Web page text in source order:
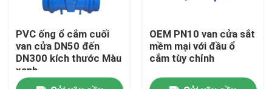
PVC ống ổ cắm cuối
van cửa DN50 đến
DN300 kích thước Màu
xanh
OEM PN10 van cửa sắt
mềm mại với đầu ổ
cắm tùy chỉnh